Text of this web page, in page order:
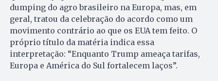
dumping do agro brasileiro na Europa, mas, em
geral, tratou da celebração do acordo como um
movimento contrário ao que os EUA tem feito. O
próprio título da matéria indica essa
interpretação: “Enquanto Trump ameaça tarifas,
Europa e América do Sul fortalecem laços”.